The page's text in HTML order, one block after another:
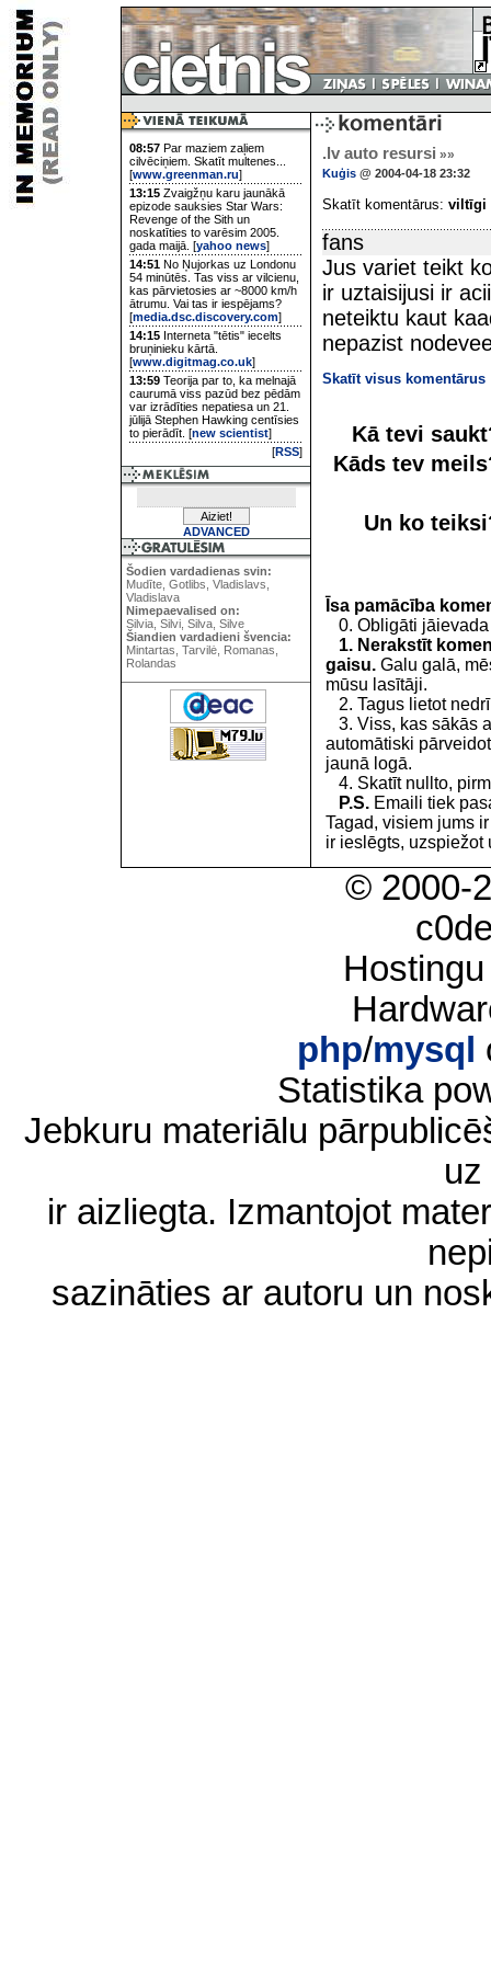
08:57 Par maziem zaļiem
cilvēciņiem. Skatīt multenes...
[www.greenman.ru]
13:15 Zvaigžņu karu jaunākā
epizode sauksies Star Wars:
Revenge of the Sith un
noskatīties to varēsim 2005.
gada maijā. [yahoo news]
14:51 No Ņujorkas uz Londonu
54 minūtēs. Tas viss ar vilcienu,
kas pārvietosies ar ~8000 km/h
ātrumu. Vai tas ir iespējams?
[media.dsc.discovery.com]
14:15 Interneta "tētis" iecelts
bruņinieku kārtā.
[www.digitmag.co.uk]
13:59 Teorija par to, ka melnajā
caurumā viss pazūd bez pēdām
var izrādīties nepatiesa un 21.
jūlijā Stephen Hawking centīsies
to pierādīt. [new scientist]
[RSS]
ADVANCED
Šodien vardadienas svin:
Mudīte, Gotlibs, Vladislavs,
Vladislava
Nimepaevalised on:
Silvia, Silvi, Silva, Silve
Šiandien vardadieni švencia:
Mintartas, Tarvilė, Romanas,
Rolandas
.lv auto resursi »»
Kuģis @ 2004-04-18 23:32
Skatīt komentārus: viltīgi
fans
Jus variet teikt
ir uztaisijusi ir
neteiktu kaut
nepazist
Skatīt visus komentārus
Kā tevi
Kāds tev
Un ko
Īsa pamācība
0. Obligāti jāievada
1. Nerakstīt
gaisu. Galu galā,
mūsu lasītāji.
2. Tagus lietot
3. Viss, kas sākās
automātiski
jaunā logā.
4. Skatīt nullto,
P.S. Emaili tiek
Tagad, visiem jums
ir ieslēgts, uzspiežot
© 2000-
php/mysql
Statistika
Jebkuru materiālu
ir aizliegta. Izmantojot
sazināties ar autoru un